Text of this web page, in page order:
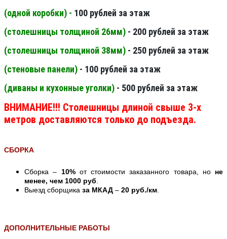
(одной коробки) - 100 рублей за этаж
(столешницы толщиной 26мм) - 200 рублей за этаж
(столешницы толщиной 38мм) - 250 рублей за этаж
(стеновые панели) - 100 рублей за этаж
(диваны и кухонные уголки) - 500 рублей за этаж
ВНИМАНИЕ!!! Столешницы длиной свыше 3-х
метров доставляются только до подъезда.
СБОРКА
Сборка – 10%от стоимости заказанного товара, но не
менее, чем 1000 руб
Выезд сборщика за МКАД – 20 руб./км
ДОПОЛНИТЕЛЬНЫЕ РАБОТЫ